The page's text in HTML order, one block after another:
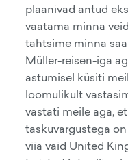
plaanivad antud
vaatama minna
tahtsime minna
Müller-reisen-iga
astumisel küsiti
loomulikult
vastati meile aga,
taskuvargustega
viia vaid United